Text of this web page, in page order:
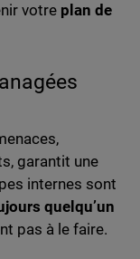
votre plan de
garantit une
internes sont
quelqu’un
pas à le faire.